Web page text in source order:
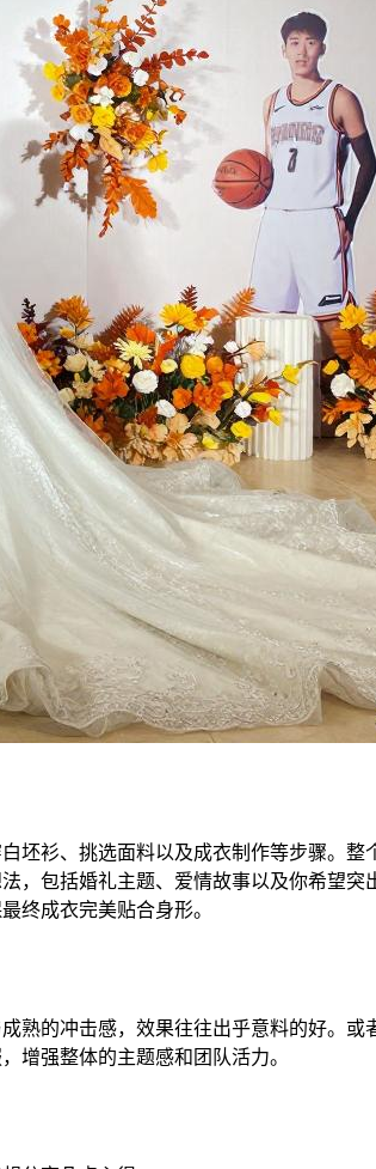
坯衫、挑选面料以及成衣制作等步骤。整
，包括婚礼主题、爱情故事以及你希望突
终成衣完美贴合身形。
熟的冲击感，效果往往出乎意料的好。或
增强整体的主题感和团队活力。